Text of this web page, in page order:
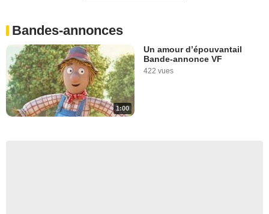
Cluny
Châtenay-Malabry
Saint-Cloud
Saint-Denis
Cormeilles-en-Parisis
Bandes-annonces
1:00
Un amour d’épouvantail
Bande-annonce VF
422 vues